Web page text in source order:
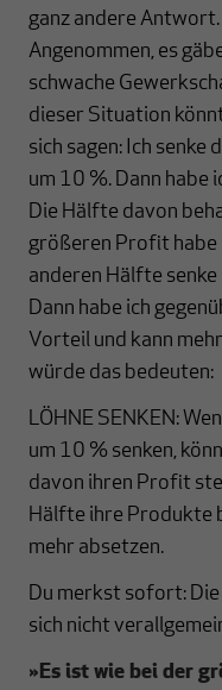
ganz andere
Angenommen, es
schwache
dieser Situation
sich sagen: Ich senke
um 10 %. Dann habe
Die Hälfte davon
größeren Profit habe
anderen Hälfte
Dann habe ich
Vorteil und kann
würde das bedeuten:
LÖHNE SENKEN:
um 10 % senken,
davon ihren Profit
Hälfte ihre Produkte
mehr absetzen.
Du merkst sofort:
sich nicht
»Es ist wie bei der